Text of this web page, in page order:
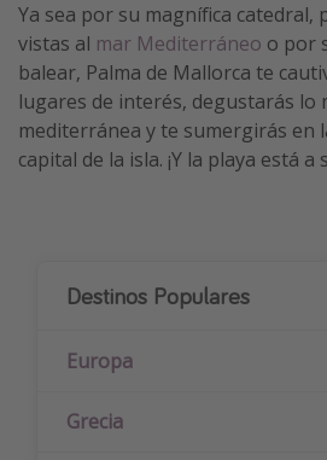
Ya sea por su magnífica catedral,
vistas al mar Mediterráneo o por
balear, Palma de Mallorca te
lugares de interés, degustarás lo
mediterránea y te sumergirás en
capital de la isla. ¡Y la playa está
Destinos Populares
Europa
Grecia